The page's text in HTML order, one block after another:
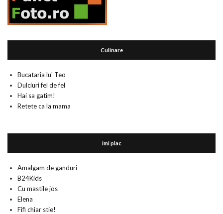
Culinare
Bucataria lu' Teo
Dulciuri fel de fel
Hai sa gatim!
Retete ca la mama
imi plac
Amalgam de ganduri
B24Kids
Cu mastile jos
Elena
Fifi chiar stie!